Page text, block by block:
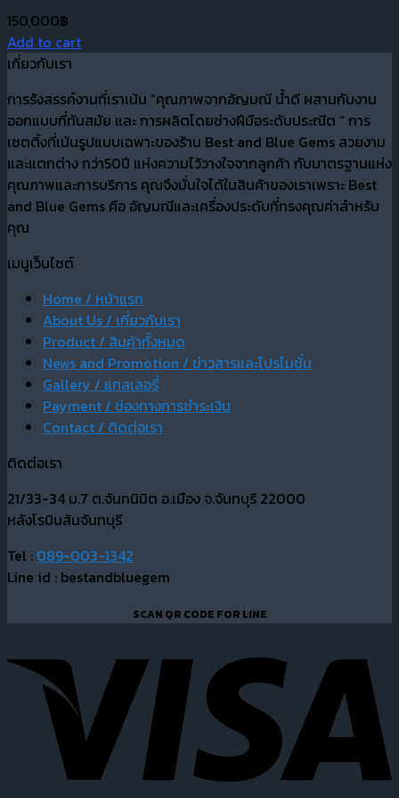
150,000฿
Add to cart
เกี่ยวกับเรา
การรังสรรค์งานที่เราเน้น “คุณภาพจากอัญมณี น้ำดี ผสานกับงาน
ออกแบบที่ทันสมัย และ การผลิตโดยช่างฝีมือระดับประณีต “ การ
เซตติ้งที่เน้นรูปแบบเฉพาะของร้าน Best and Blue Gems สวยงาม
และแตกต่าง กว่า50ปี แห่งความไว้วางใจจากลูกค้า กับมาตรฐานแห่ง
คุณภาพและการบริการ คุณจึงมั่นใจได้ในสินค้าของเราเพราะ Best
and Blue Gems คือ อัญมณีและเครื่องประดับที่ทรงคุณค่าสำหรับ
คุณ
เมนูเว็บไซต์
Home / หน้าแรก
About Us / เกี่ยวกับเรา
Product / สินค้าทั้งหมด
News and Promotion / ข่าวสารและโปรโมชั่น
Gallery / แกลเลอรี่
Payment / ช่องทางการชำระเงิน
Contact / ติดต่อเรา
ติดต่อเรา
21/33-34 ม.7 ต.จันทนิมิต อ.เมือง จ.จันทบุรี 22000
หลังโรบินสันจันทบุรี
Tel : 089-003-1342
Line id : bestandbluegem
SCAN QR CODE FOR LINE